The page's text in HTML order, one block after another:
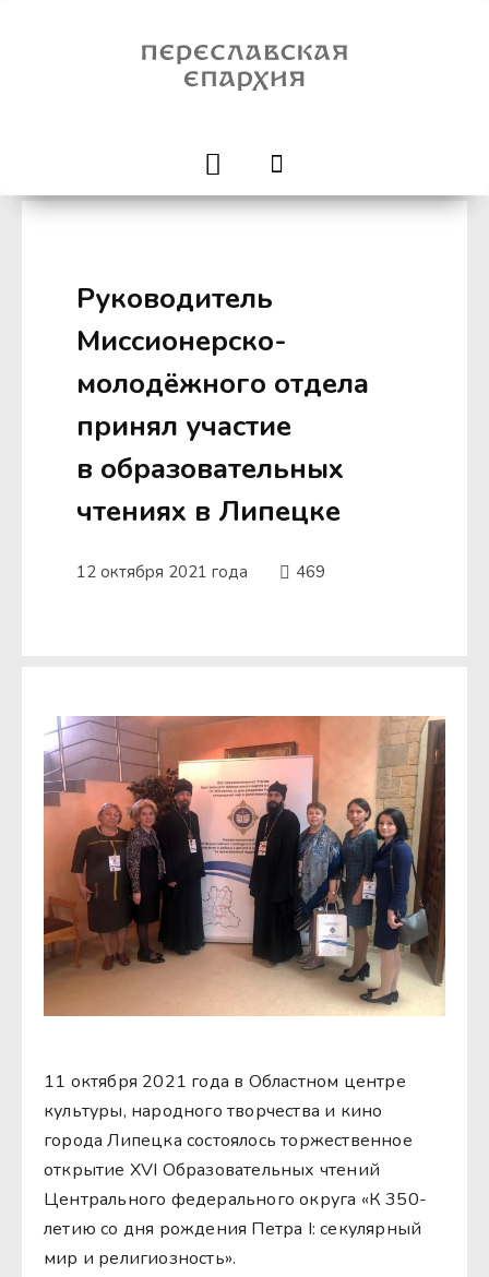
Руководитель
Миссионерско-
молодёжного отдела
принял участие
в образовательных
чтениях в Липецке
12 октября 2021 года 469
11 октября 2021 года в Областном центре
культуры, народного творчества и кино
города Липецка состоялось торжественное
открытие XVI Образовательных чтений
Центрального федерального округа «К 350-
летию со дня рождения Петра I: секулярный
мир и религиозность».